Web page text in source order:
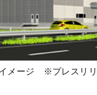
イメージ ※プレスリ